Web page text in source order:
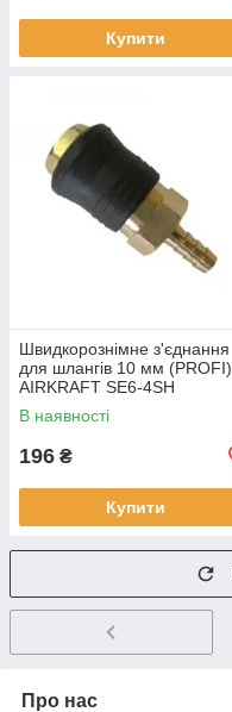
Купити
Швидкорознімне з'єднання
для шлангів 10 мм (PROFI)
AIRKRAFT SE6-4SH
В наявності
196 ₴
Купити
Про нас